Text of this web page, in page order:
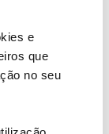
e
que
no seu